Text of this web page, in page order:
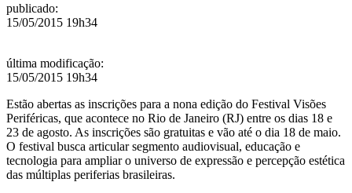
publicado:
15/05/2015 19h34
última modificação:
15/05/2015 19h34
Estão abertas as inscrições para a nona edição do Festival Visões
Periféricas, que acontece no Rio de Janeiro (RJ) entre os dias 18 e
23 de agosto. As inscrições são gratuitas e vão até o dia 18 de maio.
O festival busca articular segmento audiovisual, educação e
tecnologia para ampliar o universo de expressão e percepção estética
das múltiplas periferias brasileiras.